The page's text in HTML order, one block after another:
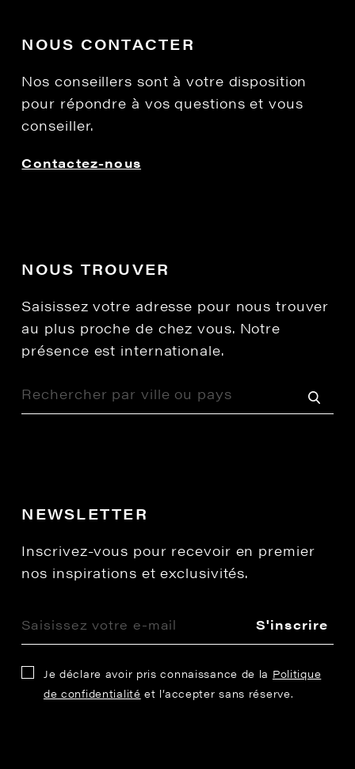
NOUS CONTACTER
Nos conseillers sont à votre disposition
pour répondre à vos questions et vous
conseiller.
Contactez-nous
NOUS TROUVER
Saisissez votre adresse pour nous trouver
au plus proche de chez vous. Notre
présence est internationale.
NEWSLETTER
Inscrivez-vous pour recevoir en premier
nos inspirations et exclusivités.
S'inscrire
Je déclare avoir pris connaissance de la Politique
de confidentialité et l’accepter sans réserve.